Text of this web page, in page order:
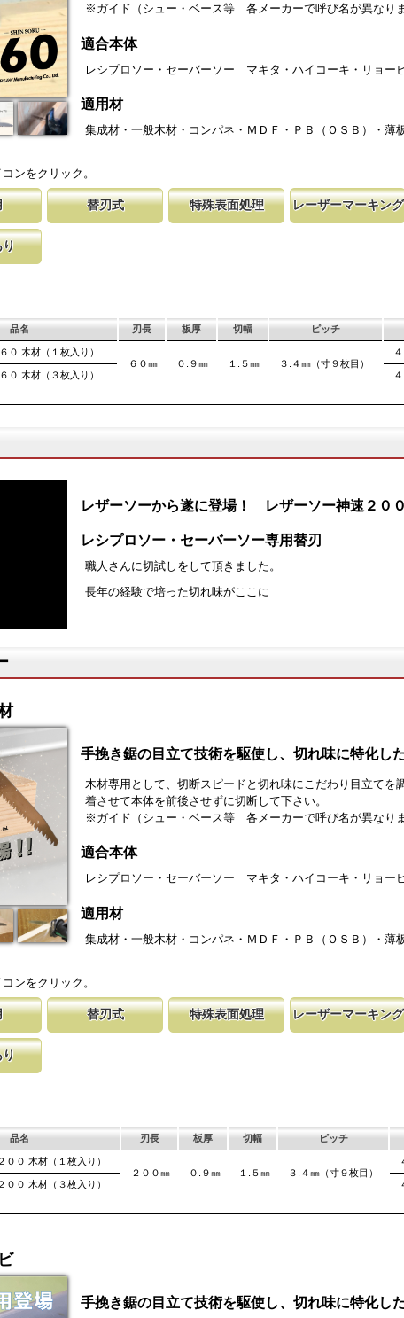
※ガイド（シュー・ベース等 各メーカーで呼び名が異なり
適合本体
レシプロソー・セーバーソー マキタ・ハイコーキ・リョー
適用材
集成材・一般木材・コンパネ・ＭＤＦ・ＰＢ（ＯＳＢ）・薄
ンをクリック。
。各メーカ
す。
駆使し切れ味にこだ
替刃式
刃に取り替える事で、ご購入時の切れ味が復活
鋸刃のマーキング（右下）に替刃品番を明記
す。
特殊表面処理 レーザーマーキング
屑の排出の
す。 板厚より切幅
品名 刃長 板厚 切幅 ピッチ
０ 木材（１枚入り）
６０㎜
０.９㎜ １.５㎜ ３.４㎜（寸９枚目）
０ 木材（３枚入り）
レザーソーから遂に登場！ レザーソー神速２０
レシプロソー・セーバーソー専用替刃
職人さんに切試しをして頂きました。
長年の経験で培った切れ味がここに
手挽き鋸の目立て技術を駆使し、切れ味に特化し
木材専用として、切断スピードと切れ味にこだわり目立てを
着させて本体を前後させずに切断して下さい。
※ガイド（シュー・ベース等 各メーカーで呼び名が異なり
適合本体
レシプロソー・セーバーソー マキタ・ハイコーキ・リョー
適用材
集成材・一般木材・コンパネ・ＭＤＦ・ＰＢ（ＯＳＢ）・薄
ンをクリック。
。各メーカ
す。
駆使し切れ味にこだ
替刃式
刃に取り替える事で、ご購入時の切れ味が復活
鋸刃のマーキング（右下）に替刃品番を明記
す。
特殊表面処理 レーザーマーキング
屑の排出の
す。 板厚より切幅
品名 刃長 板厚 切幅 ピッチ
００ 木材（１枚入り）
２００㎜
０.９㎜ １.５㎜ ３.４㎜（寸９枚目）
００ 木材（３枚入り）
手挽き鋸の目立て技術を駆使し、切れ味に特化し